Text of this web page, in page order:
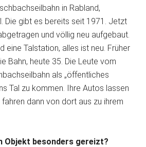
in Rabland,
Die gibt es bereits seit 1971. Jetzt
und völlig neu aufgebaut.
eine Talstation, alles ist neu. Früher
Bahn, heute 35. Die Leute vom
als „öffentliches
Tal zu kommen. Ihre Autos lassen
dann von dort aus zu ihrem
Objekt besonders gereizt?